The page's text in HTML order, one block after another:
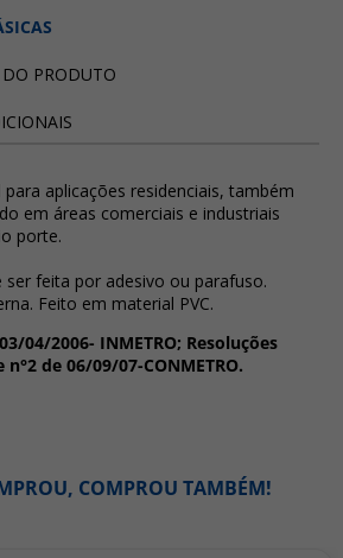
DO PRODUTO
para aplicações residenciais, também
em áreas comerciais e industriais
porte.
ser feita por adesivo ou parafuso.
Feito em material PVC.
04/2006- INMETRO; Resoluções
de 06/09/07-CONMETRO.
COMPROU TAMBÉM!